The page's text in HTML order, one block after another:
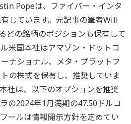
Popeは、ファイバー・インタ
しています。元記事の筆者Will
どの銘柄のポジションも保有して
米国本社はアマゾン・ドットコ
ナショナル、メタ・プラットフ
の株式を保有し、推奨していま
社は、以下のオプションを推奨
の2024年1月満期の47.50ドルコ
ールは情報開示方針を定めてい